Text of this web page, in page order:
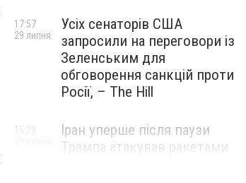
Усіх сенаторів США
запросили на переговори із
Зеленським для
обговорення санкцій проти
Росії, – The Hill
17:57
29 липня
Іран уперше після паузи
Трампа атакував ракетами
15:23